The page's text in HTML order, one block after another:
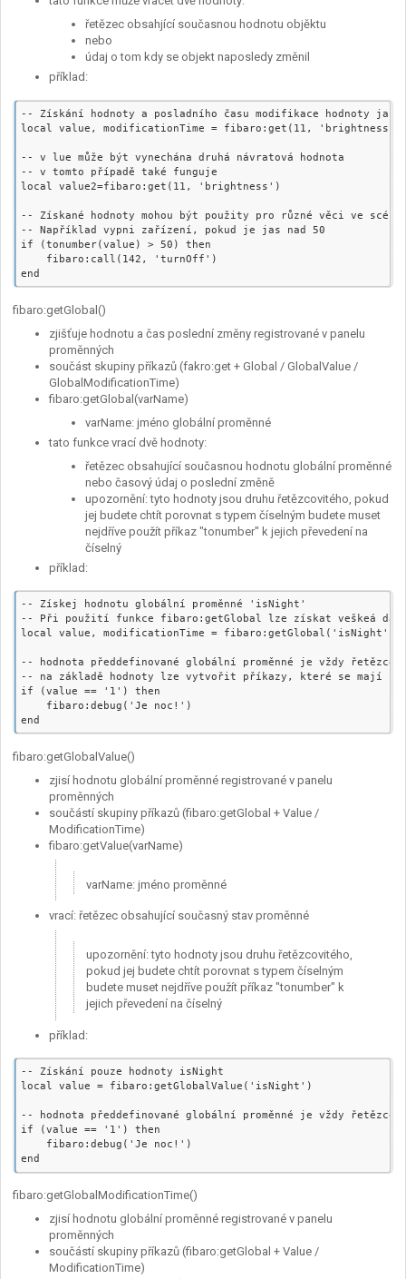
řetězec obsahjící současnou hodnotu objěktu
nebo
údaj o tom kdy se objekt naposledy změnil
příklad:
-- Získání hodnoty a posladního času modifikace hodnoty
local value, modificationTime = fibaro:get(11, 'brightness)
-- v lue může být vynechána druhá návratová hodnota
-- v tomto případě také funguje
local value2=fibaro:get(11, 'brightness')
-- Získané hodnoty mohou být použity pro různé věci ve
-- Například vypni zařízení, pokud je jas nad 50
if (tonumber(value) > 50) then
    fibaro:call(142, 'turnOff')
fibaro:getGlobal()
zjišťuje hodnotu a čas poslední změny registrované v panelu
proměnných
součást skupiny příkazů (fakro:get + Global / GlobalValue /
GlobalModificationTime)
fibaro:getGlobal(varName)
varName: jméno globální proměnné
tato funkce vrací dvě hodnoty:
řetězec obsahující současnou hodnotu globální proměnné
nebo časový údaj o poslední změně
upozornění: tyto hodnoty jsou druhu řetězcovitého, pokud
jej budete chtít porovnat s typem číselným budete muset
nejdříve použít příkaz "tonumber" k jejich převedení na
číselný
příklad:
-- Získej hodnotu globální proměnné 'isNight'
-- Při použití funkce fibaro:getGlobal lze získat veškeá data
local value, modificationTime = fibaro:getGlobal('isNight')
-- hodnota předdefinované globální proměnné je vždy řetězcem
-- na základě hodnoty lze vytvořit příkazy, které se mají
if (value == '1') then
    fibaro:debug('Je noc!')
fibaro:getGlobalValue()
zjisí hodnotu globální proměnné registrované v panelu
proměnných
součástí skupiny příkazů (fibaro:getGlobal + Value /
ModificationTime)
fibaro:getValue(varName)
varName: jméno proměnné
vrací: řetězec obsahující současný stav proměnné
upozornění: tyto hodnoty jsou druhu řetězcovitého,
pokud jej budete chtít porovnat s typem číselným
budete muset nejdříve použít příkaz "tonumber" k
jejich převedení na číselný
příklad:
-- Získání pouze hodnoty isNight
local value = fibaro:getGlobalValue('isNight')
-- hodnota předdefinované globální proměnné je vždy
if (value == '1') then
    fibaro:debug('Je noc!')
fibaro:getGlobalModificationTime()
zjisí hodnotu globální proměnné registrované v panelu
proměnných
součástí skupiny příkazů (fibaro:getGlobal + Value /
ModificationTime)